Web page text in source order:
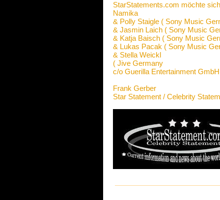
StarStatements.com möchte
Namika
& Polly Staigle ( Sony Music
& Jasmin Laich ( Sony Music
& Katja Baisch ( Sony Music
& Lukas Pacak ( Sony Music
& Stella Weickl
( Jive Germany
c/o Guerilla Entertainment
Frank Gerber
Star Statement / Celebrity